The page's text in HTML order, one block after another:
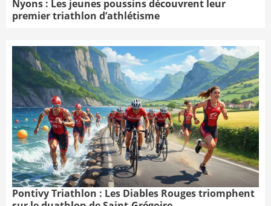
Nyons : Les jeunes poussins découvrent leur
premier triathlon d’athlétisme
Pontivy Triathlon : Les Diables Rouges triomphent